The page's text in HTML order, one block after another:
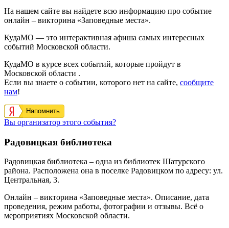
На нашем сайте вы найдете всю информацию про событие
онлайн – викторина «Заповедные места».
КудаМО — это интерактивная афиша самых интересных
событий Московской области.
КудаМО в курсе всех событий, которые пройдут в
Московской области .
Если вы знаете о событии, которого нет на сайте, сообщите
нам!
Напомнить
Вы организатор этого события?
Радовицкая библиотека
Радовицкая библиотека – одна из библиотек Шатурского
района. Расположена она в поселке Радовицком по адресу: ул.
Центральная, 3.
Онлайн – викторина «Заповедные места». Описание, дата
проведения, режим работы, фотографии и отзывы. Всё о
мероприятиях Московской области.